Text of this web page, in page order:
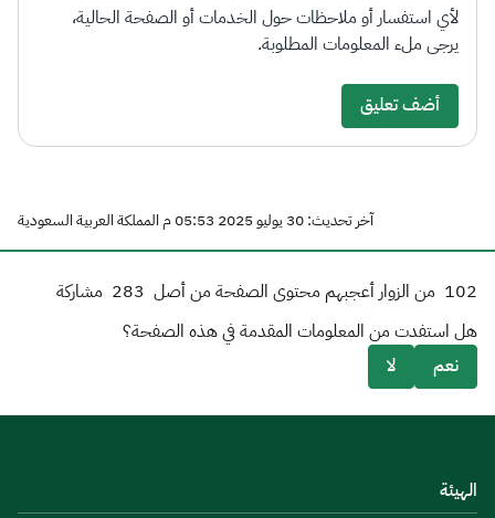
لأي استفسار أو ملاحظات حول الخدمات أو الصفحة الحالية،
يرجى ملء المعلومات المطلوبة.
أضف تعليق
آخر تحديث: 30 يوليو 2025 05:53 م المملكة العربية السعودية
102 من الزوار أعجبهم محتوى الصفحة من أصل 283 مشاركة
هل استفدت من المعلومات المقدمة في هذه الصفحة؟
نعم
لا
الهيئة